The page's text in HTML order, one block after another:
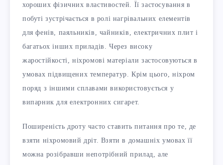
хороших фізичних властивостей. Її застосування в
побуті зустрічається в ролі нагрівальних елементів
для фенів, паяльників, чайників, електричних плит і
багатьох інших приладів. Через високу
жаростійкості, ніхромові матеріали застосовуються в
умовах підвищених температур. Крім цього, ніхром
поряд з іншими сплавами використовується у
випарник для електронних сигарет.
Поширеність дроту часто ставить питання про те, де
взяти ніхромовий дріт. Взяти в домашніх умовах її
можна розібравши непотрібний прилад, але